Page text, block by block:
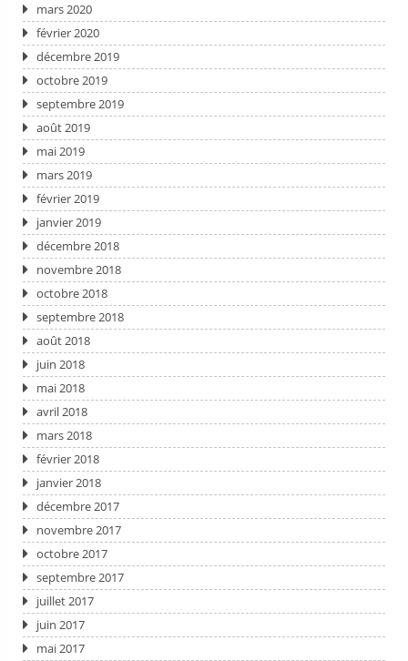
mars 2020
février 2020
décembre 2019
octobre 2019
septembre 2019
août 2019
mai 2019
mars 2019
février 2019
janvier 2019
décembre 2018
novembre 2018
octobre 2018
septembre 2018
août 2018
juin 2018
mai 2018
avril 2018
mars 2018
février 2018
janvier 2018
décembre 2017
novembre 2017
octobre 2017
septembre 2017
juillet 2017
juin 2017
mai 2017